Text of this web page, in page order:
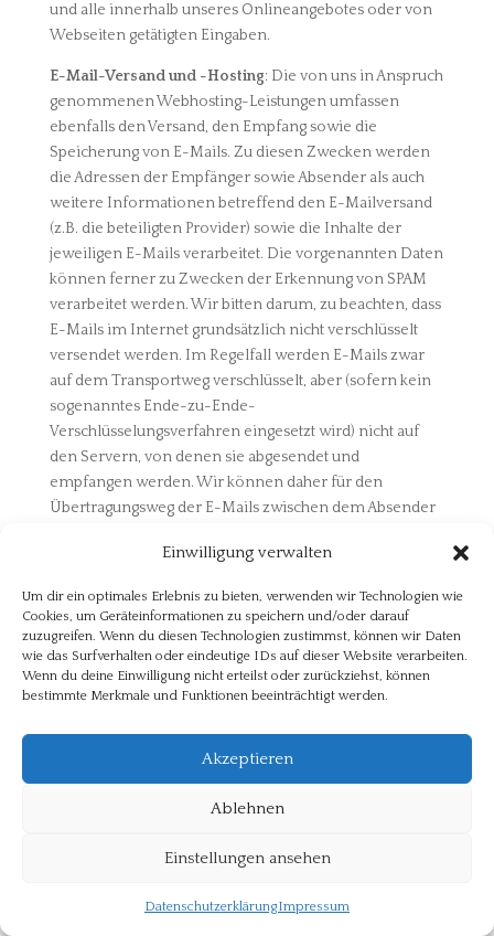
Einwilligung verwalten
Um dir ein optimales Erlebnis zu bieten, verwenden wir Technologien wie
Cookies, um Geräteinformationen zu speichern und/oder darauf
zuzugreifen. Wenn du diesen Technologien zustimmst, können wir Daten
wie das Surfverhalten oder eindeutige IDs auf dieser Website verarbeiten.
Wenn du deine Einwilligung nicht erteilst oder zurückziehst, können
bestimmte Merkmale und Funktionen beeinträchtigt werden.
Akzeptieren
Ablehnen
Einstellungen ansehen
DatenschutzerklärungImpressum
und alle innerhalb unseres Onlineangebotes oder von
Webseiten getätigten Eingaben.
E-Mail-Versand und -Hosting: Die von uns in Anspruch
genommenen Webhosting-Leistungen umfassen
ebenfalls den Versand, den Empfang sowie die
Speicherung von E-Mails. Zu diesen Zwecken werden
die Adressen der Empfänger sowie Absender als auch
weitere Informationen betreffend den E-Mailversand
(z.B. die beteiligten Provider) sowie die Inhalte der
jeweiligen E-Mails verarbeitet. Die vorgenannten Daten
können ferner zu Zwecken der Erkennung von SPAM
verarbeitet werden. Wir bitten darum, zu beachten, dass
E-Mails im Internet grundsätzlich nicht verschlüsselt
versendet werden. Im Regelfall werden E-Mails zwar
auf dem Transportweg verschlüsselt, aber (sofern kein
sogenanntes Ende-zu-Ende-
Verschlüsselungsverfahren eingesetzt wird) nicht auf
den Servern, von denen sie abgesendet und
empfangen werden. Wir können daher für den
Übertragungsweg der E-Mails zwischen dem Absender
Verantwortung übernehmen.
Erhebung von Zugriffsdaten und Logfiles: Wir selbst
(bzw. unser Webhostinganbieter) erheben Daten zu
jedem Zugriff auf den Server (sogenannte
Serverlogfiles). Zu den Serverlogfiles können die
Adresse und Name der abgerufenen Webseiten und
Datenmengen, Meldung über erfolgreichen Abruf,
Nutzers, Referrer URL (die zuvor besuchte Seite) und im
Sicherheit eingesetzt werden, z.B., um eine Überlastung